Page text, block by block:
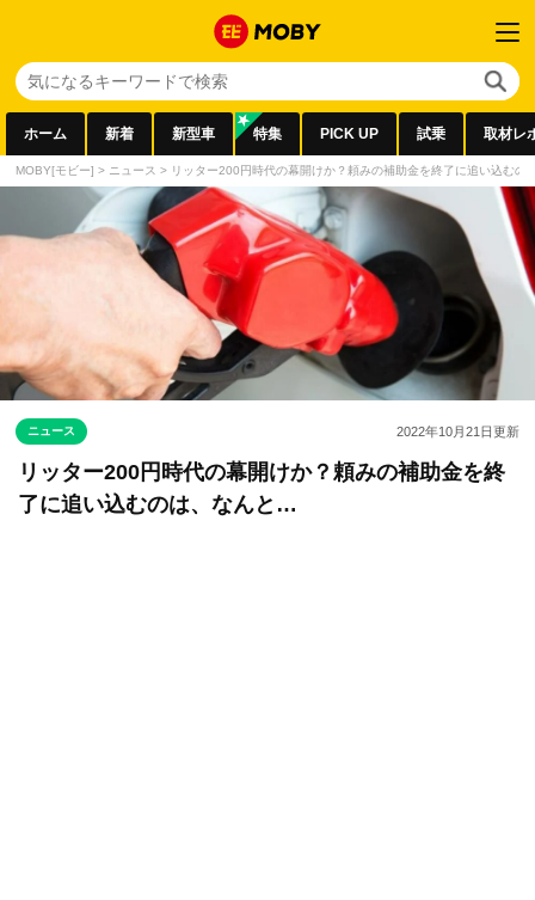
ホーム 新着 新型車 特集 PICK UP 試乗 取材レ
MOBY[モビー] > ニュース > リッター200円時代の幕開けか？頼みの補助金を終了に追い込むの
ニュース 2022年10月21日更新
リッター200円時代の幕開けか？頼みの補助金を終
了に追い込むのは、なんと…